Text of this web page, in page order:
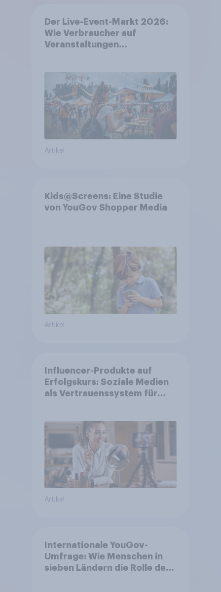
Der Live-Event-Markt 2026:
Wie Verbraucher auf
Veranstaltungen
Artikel
Kids@Screens: Eine Studie
von YouGov Shopper Media
Artikel
Influencer-Produkte auf
Erfolgskurs: Soziale Medien
als Vertrauenssystem für
Artikel
Internationale YouGov-
Umfrage: Wie Menschen in
sieben Ländern die Rolle der